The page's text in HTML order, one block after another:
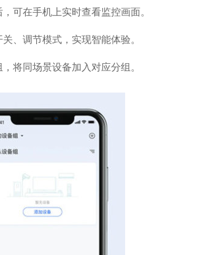
可在手机上实时查看监控画面。
、调节模式，实现智能体验。
将同场景设备加入对应分组。